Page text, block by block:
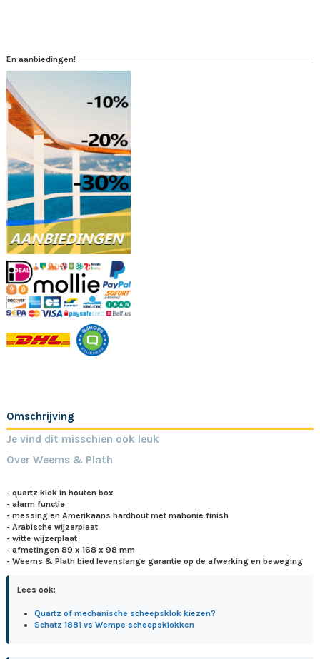
En aanbiedingen!
Omschrijving
Je vind dit misschien ook leuk
Over Weems & Plath
- quartz klok in houten box
- alarm functie
- messing en Amerikaans hardhout met mahonie finish
- Arabische wijzerplaat
- witte wijzerplaat
- afmetingen 89 x 168 x 98 mm
- Weems & Plath bied levenslange garantie op de afwerking en beweging
Lees ook:
Quartz of mechanische scheepsklok kiezen?
Schatz 1881 vs Wempe scheepsklokken